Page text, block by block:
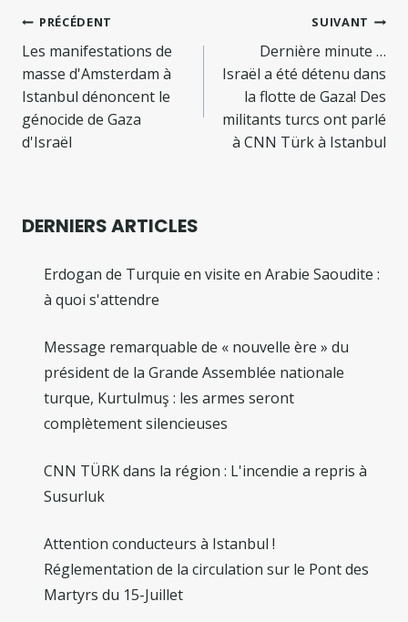
Navigation
de
l’article
PRÉCÉDENT
Les manifestations de
masse d'Amsterdam à
Istanbul dénoncent le
génocide de Gaza
d'Israël
SUIVANT
Dernière minute …
Israël a été détenu dans
la flotte de Gaza! Des
militants turcs ont parlé
à CNN Türk à Istanbul
DERNIERS ARTICLES
Erdogan de Turquie en visite en Arabie Saoudite :
à quoi s'attendre
Message remarquable de « nouvelle ère » du
président de la Grande Assemblée nationale
turque, Kurtulmuş : les armes seront
complètement silencieuses
CNN TÜRK dans la région : L'incendie a repris à
Susurluk
Attention conducteurs à Istanbul !
Réglementation de la circulation sur le Pont des
Martyrs du 15-Juillet